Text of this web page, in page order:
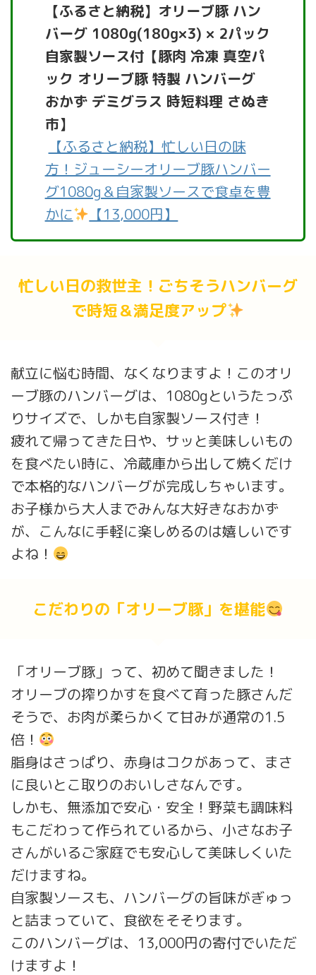
【ふるさと納税】オリーブ豚 ハン
バーグ 1080g(180g×3) × 2パック
自家製ソース付【豚肉 冷凍 真空パ
ック オリーブ豚 特製 ハンバーグ
おかず デミグラス 時短料理 さぬき
市】
【ふるさと納税】忙しい日の味
方！ジューシーオリーブ豚ハンバー
グ1080g＆自家製ソースで食卓を豊
かに
【13,000円】
忙しい日の救世主！ごちそうハンバーグ
で時短＆満足度アップ
献立に悩む時間、なくなりますよ！このオリ
ーブ豚のハンバーグは、1080gというたっぷ
りサイズで、しかも自家製ソース付き！
疲れて帰ってきた日や、サッと美味しいもの
を食べたい時に、冷蔵庫から出して焼くだけ
で本格的なハンバーグが完成しちゃいます。
お子様から大人までみんな大好きなおかず
が、こんなに手軽に楽しめるのは嬉しいです
よね！
こだわりの「オリーブ豚」を堪能
「オリーブ豚」って、初めて聞きました！
オリーブの搾りかすを食べて育った豚さんだ
そうで、お肉が柔らかくて甘みが通常の1.5
倍！
脂身はさっぱり、赤身はコクがあって、まさ
に良いとこ取りのおいしさなんです。
しかも、無添加で安心・安全！野菜も調味料
もこだわって作られているから、小さなお子
さんがいるご家庭でも安心して美味しくいた
だけますね。
自家製ソースも、ハンバーグの旨味がぎゅっ
と詰まっていて、食欲をそそります。
このハンバーグは、13,000円の寄付でいただ
けますよ！